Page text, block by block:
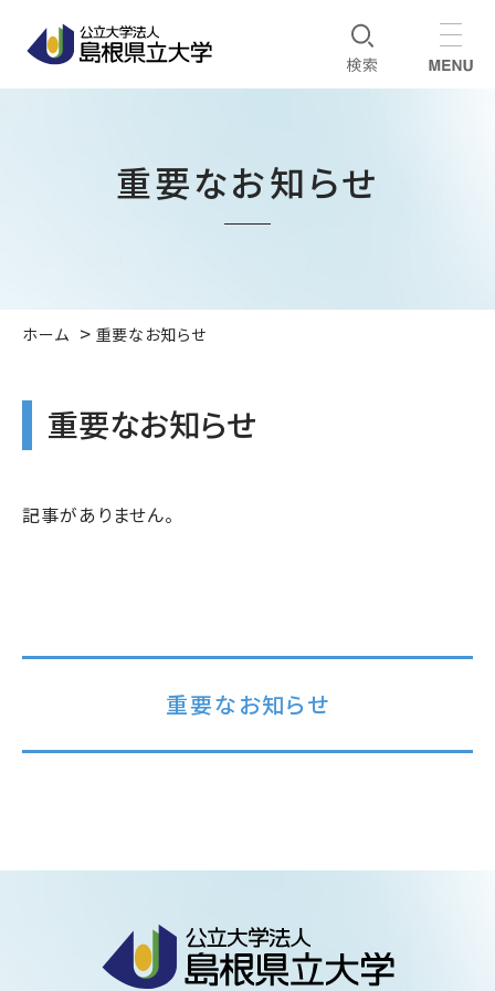
重要なお知らせ
ホーム 重要なお知らせ
重要なお知らせ
記事がありません。
重要なお知らせ